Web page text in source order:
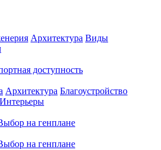
Архитектура Виды
доступность
Архитектура Благоустройство
Интерьеры
на генплане
на генплане